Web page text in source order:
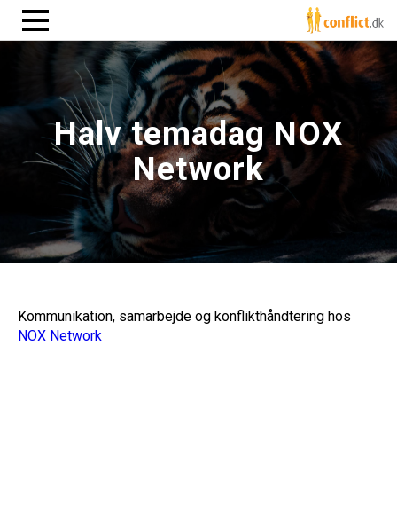
Halv temadag NOX
Network
Kommunikation, samarbejde og konflikthåndtering hos
NOX Network